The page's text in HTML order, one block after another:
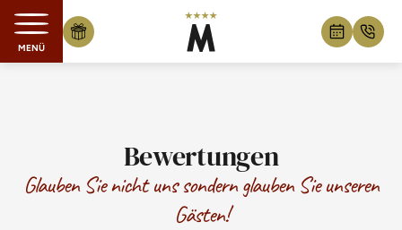
Zum Inhalt springen
MENÜ
Bewertungen
Glauben Sie nicht uns sondern glauben Sie unseren
Gästen!